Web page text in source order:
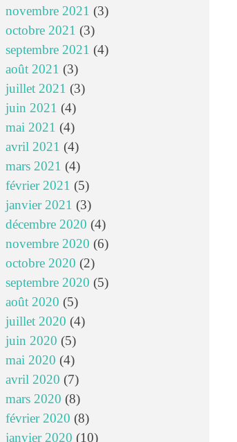
novembre 2021 (3)
octobre 2021 (3)
septembre 2021 (4)
août 2021 (3)
juillet 2021 (3)
juin 2021 (4)
mai 2021 (4)
avril 2021 (4)
mars 2021 (4)
février 2021 (5)
janvier 2021 (3)
décembre 2020 (4)
novembre 2020 (6)
octobre 2020 (2)
septembre 2020 (5)
août 2020 (5)
juillet 2020 (4)
juin 2020 (5)
mai 2020 (4)
avril 2020 (7)
mars 2020 (8)
février 2020 (8)
janvier 2020 (10)